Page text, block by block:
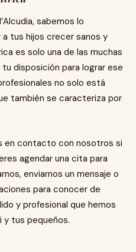
sabemos lo
tus hijos crecer sanos y
es solo una de las muchas
disposición para lograr ese
no solo está
también se caracteriza por
en contacto con nosotros si
agendar una cita para
enviarnos un mensaje o
para conocer de
y profesional que hemos
tus pequeños.